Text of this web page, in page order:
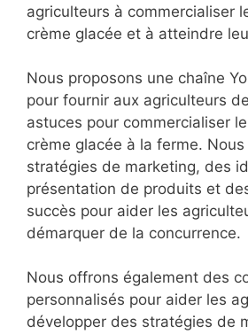
agriculteurs à commercialiser
crème glacée et à atteindre
Nous proposons une chaîne
pour fournir aux agriculteurs
astuces pour commercialiser
crème glacée à la ferme.
stratégies de marketing, des
présentation de produits et
succès pour aider les
démarquer de la concurrence.
Nous offrons également des
personnalisés pour aider les
développer des stratégies de